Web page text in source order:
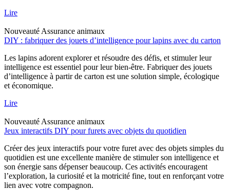
Lire
Nouveauté Assurance animaux
DIY : fabriquer des jouets d’intelligence pour lapins avec du carton
Les lapins adorent explorer et résoudre des défis, et stimuler leur
intelligence est essentiel pour leur bien-être. Fabriquer des jouets
d’intelligence à partir de carton est une solution simple, écologique
et économique.
Lire
Nouveauté Assurance animaux
Jeux interactifs DIY pour furets avec objets du quotidien
Créer des jeux interactifs pour votre furet avec des objets simples du
quotidien est une excellente manière de stimuler son intelligence et
son énergie sans dépenser beaucoup. Ces activités encouragent
l’exploration, la curiosité et la motricité fine, tout en renforçant votre
lien avec votre compagnon.